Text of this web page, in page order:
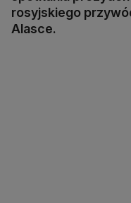
rosyjskiego
Alasce.